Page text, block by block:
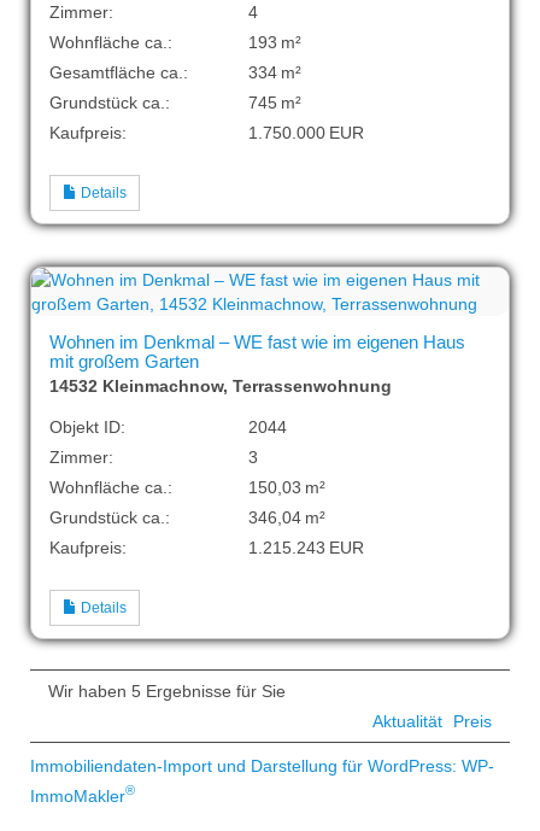
Zimmer:
4
Wohnfläche ca.:
193 m²
Gesamtfläche ca.:
334 m²
Grund­stück ca.:
745 m²
Kaufpreis:
1.750.000 EUR
Details
Wohnen im Denkmal – WE fast wie im eigenen Haus
mit großem Garten
14532 Kleinmachnow, Terrassenwohnung
Objekt ID:
2044
Zimmer:
3
Wohnfläche ca.:
150,03 m²
Grund­stück ca.:
346,04 m²
Kaufpreis:
1.215.243 EUR
Details
Wir haben 5 Ergebnisse für Sie
Aktualität
Preis
Immobiliendaten-Import und Darstellung für WordPress: WP-
ImmoMakler®